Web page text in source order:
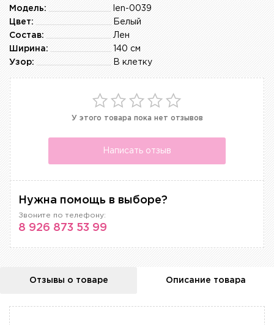
len-0039
Модель:
Белый
Цвет:
Лен
Состав:
140 см
Ширина:
В клетку
Узор:
У этого товара пока нет отзывов
Написать отзыв
Нужна помощь в выборе?
Звоните по телефону:
8 926 873 53 99
Отзывы о товаре Описание товара